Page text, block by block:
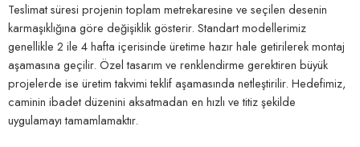
Teslimat süresi projenin toplam metrekaresine ve seçilen desenin
karmaşıklığına göre değişiklik gösterir. Standart modellerimiz
genellikle 2 ile 4 hafta içerisinde üretime hazır hale getirilerek montaj
aşamasına geçilir. Özel tasarım ve renklendirme gerektiren büyük
projelerde ise üretim takvimi teklif aşamasında netleştirilir. Hedefimiz,
caminin ibadet düzenini aksatmadan en hızlı ve titiz şekilde
uygulamayı tamamlamaktır.